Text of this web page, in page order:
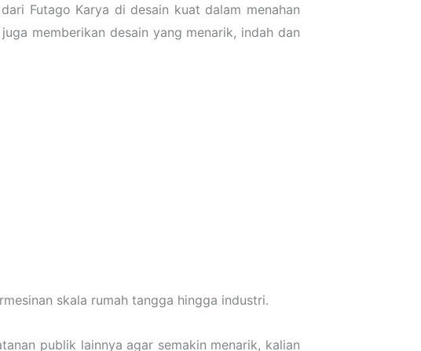
Futago Karya di desain kuat dalam menahan
memberikan desain yang menarik, indah dan
skala rumah tangga hingga industri.
publik lainnya agar semakin menarik, kalian